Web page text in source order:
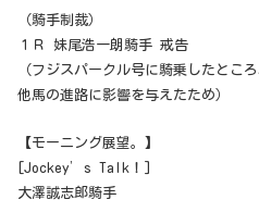
（騎手制裁）
１Ｒ 妹尾浩一朗騎手 戒告
（フジスパークル号に騎乗したとこ
他馬の進路に影響を与えたため）
【モーニング展望。】
[Jockey’s Talk！]
大澤誠志郎騎手